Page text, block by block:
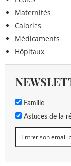
Maternités
Calories
Médicaments
Hôpitaux
Famille
Astuces de la